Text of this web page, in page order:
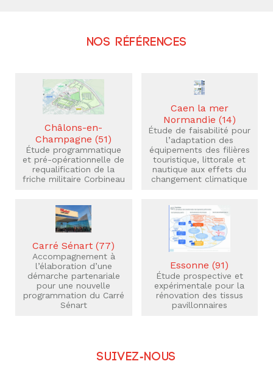
Nos références
Châlons-en-
Champagne (51)
Étude programmatique
et pré-opérationnelle de
requalification de la
friche militaire Corbineau
Caen la mer
Normandie (14)
Étude de faisabilité pour
l’adaptation des
équipements des filières
touristique, littorale et
nautique aux effets du
changement climatique
Carré Sénart (77)
Accompagnement à
l’élaboration d’une
démarche partenariale
pour une nouvelle
programmation du Carré
Sénart
Essonne (91)
Étude prospective et
expérimentale pour la
rénovation des tissus
pavillonnaires
Suivez-nous